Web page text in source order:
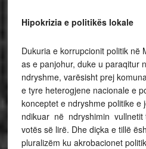
Hipokrizia e politikës lokale
Dukuria e korrupcionit politik në
as e panjohur, duke u paraqitur
ndryshme, varësisht prej
e tyre heterogjene nacionale e
konceptet e ndryshme politike e
ndikuar në ndryshimin vullnetit
votës së lirë. Dhe diçka e tillë
pluralizëm ku akrobacionet